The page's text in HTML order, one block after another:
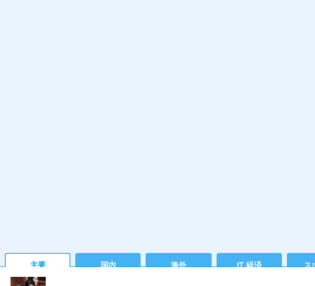
主要 国内 海外 IT 経済 ス